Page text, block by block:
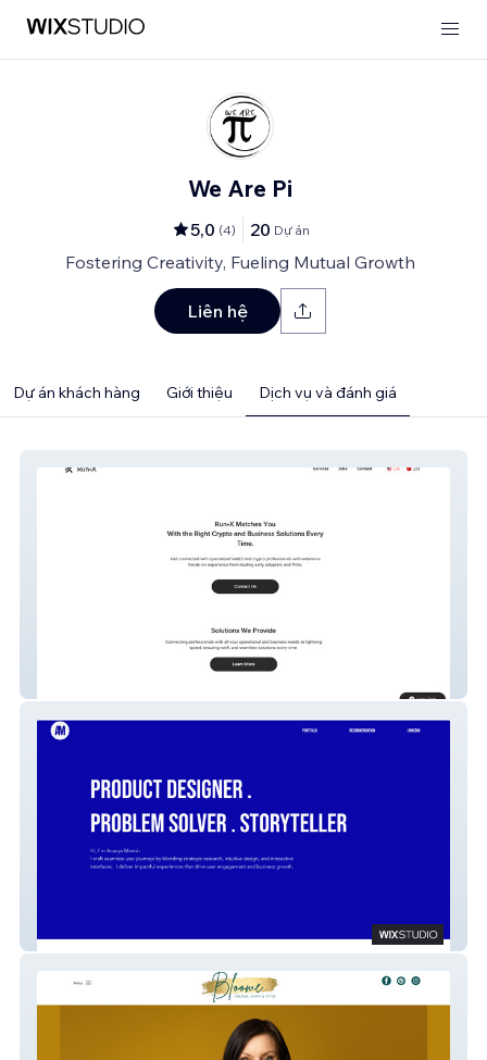
We Are Pi
5,0 (4) 20 Dự án
Fostering Creativity, Fueling Mutual Growth
Liên hệ
Dự án khách hàng Giới thiệu Dịch vụ và đánh giá
Ananyamanish